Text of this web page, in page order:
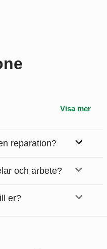
Visa mer
reparation?
och arbete?
er?